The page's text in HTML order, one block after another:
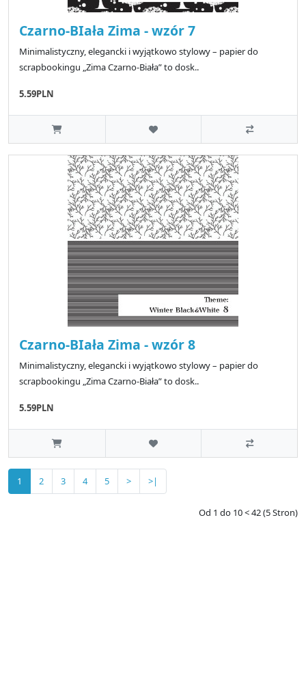
Czarno-BIała Zima - wzór 7
Minimalistyczny, elegancki i wyjątkowo stylowy – papier do
scrapbookingu „Zima Czarno-Biała” to dosk..
5.59PLN
Czarno-BIała Zima - wzór 8
Minimalistyczny, elegancki i wyjątkowo stylowy – papier do
scrapbookingu „Zima Czarno-Biała” to dosk..
5.59PLN
1 2 3 4 5 > >|
Od 1 do 10 < 42 (5 Stron)